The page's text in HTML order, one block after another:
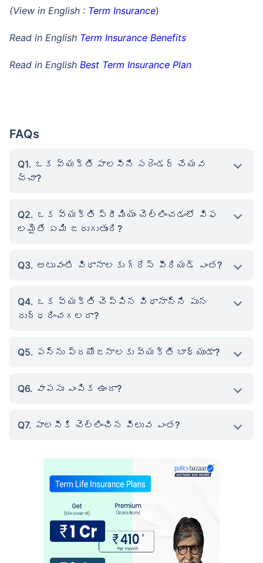
(View in English : Term Insurance)
Read in English Term Insurance Benefits
Read in English Best Term Insurance Plan
FAQs
Q1. ఒక వ్యక్తి పాలసీని సరెండర్ చేయవ
చ్చా?
Q2. ఒక వ్యక్తి ప్రీమియం చెల్లించడంలో విఫ
లమైతే ఏమి జరుగుతుంది?
Q3. అటువంటి విధానాలకు గ్రేస్ పీరియడ్ ఎంత?
Q4. ఒక వ్యక్తి చెప్పిన విధానాన్ని పున
రుద్ధరించగలరా?
Q5. పన్ను ప్రయోజనాలకు వ్యక్తి బాధ్యుడా?
Q6. వాపసు ఎంపిక ఉందా?
Q7. పాలసీకి చెల్లించిన విలువ ఎంత?